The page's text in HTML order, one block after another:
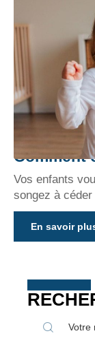
Comment
Vos enfants
songez à
En savoir